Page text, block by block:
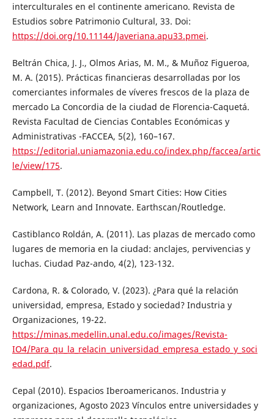
interculturales en el continente americano. Revista de
Estudios sobre Patrimonio Cultural, 33. Doi:
https://doi.org/10.11144/Javeriana.apu33.pmei.
Beltrán Chica, J. J., Olmos Arias, M. M., & Muñoz Figueroa,
M. A. (2015). Prácticas financieras desarrolladas por los
comerciantes informales de víveres frescos de la plaza de
mercado La Concordia de la ciudad de Florencia-Caquetá.
Revista Facultad de Ciencias Contables Económicas y
Administrativas -FACCEA, 5(2), 160–167.
https://editorial.uniamazonia.edu.co/index.php/faccea/artic
le/view/175.
Campbell, T. (2012). Beyond Smart Cities: How Cities
Network, Learn and Innovate. Earthscan/Routledge.
Castiblanco Roldán, A. (2011). Las plazas de mercado como
lugares de memoria en la ciudad: anclajes, pervivencias y
luchas. Ciudad Paz-ando, 4(2), 123-132.
Cardona, R. & Colorado, V. (2023). ¿Para qué la relación
universidad, empresa, Estado y sociedad? Industria y
Organizaciones, 19-22.
https://minas.medellin.unal.edu.co/images/Revista-
IO4/Para_qu_la_relacin_universidad_empresa_estado_y_soci
edad.pdf.
Cepal (2010). Espacios Iberoamericanos. Industria y
organizaciones, Agosto 2023 Vínculos entre universidades y